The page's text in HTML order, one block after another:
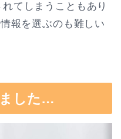
てしまうこともあり
報を選ぶのも難しい
した…